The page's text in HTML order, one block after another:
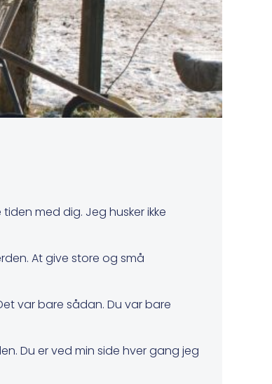
med dig. Jeg husker ikke
At give store og små
var bare sådan. Du var bare
Du er ved min side hver gang jeg